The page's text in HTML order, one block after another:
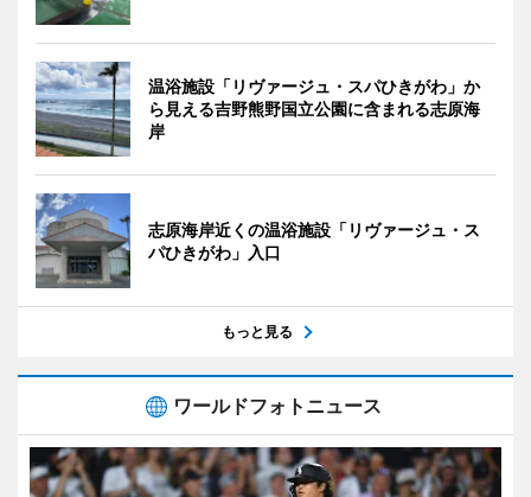
温浴施設「リヴァージュ・スパひきがわ」か
ら見える吉野熊野国立公園に含まれる志原海
岸
志原海岸近くの温浴施設「リヴァージュ・ス
パひきがわ」入口
もっと見る
ワールドフォトニュース